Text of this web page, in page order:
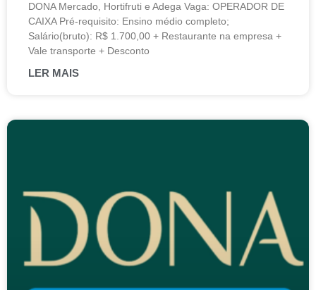
DONA Mercado, Hortifruti e Adega Vaga: OPERADOR DE
CAIXA Pré-requisito: Ensino médio completo;
Salário(bruto): R$ 1.700,00 + Restaurante na empresa +
Vale transporte + Desconto
LER MAIS